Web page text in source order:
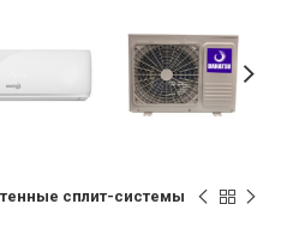
сплит-системы